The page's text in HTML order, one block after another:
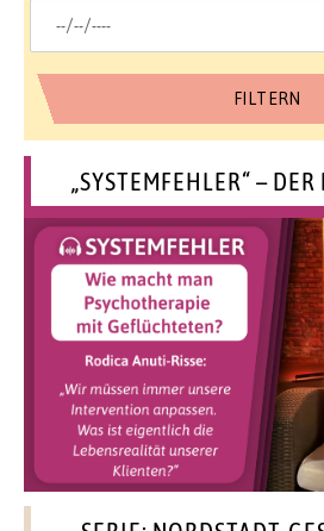
„SYSTEMFEHLER“ –